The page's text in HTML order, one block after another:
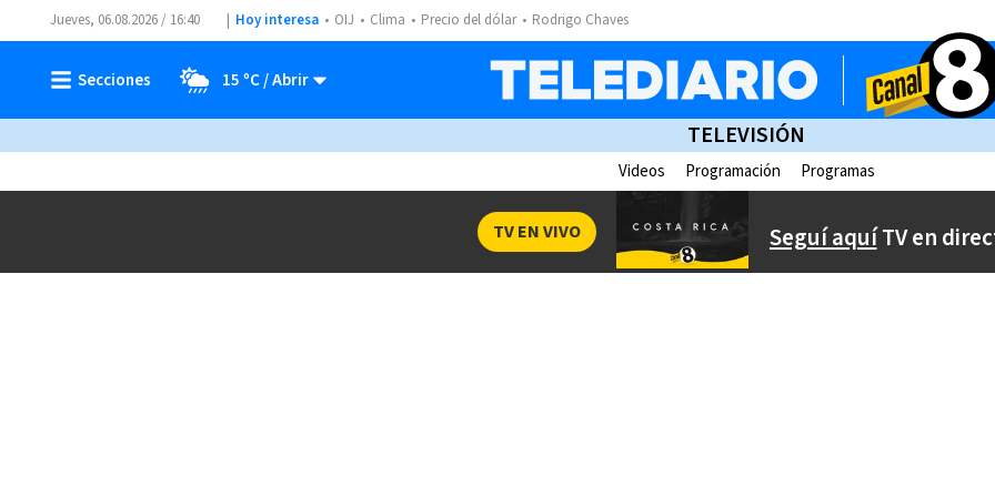
Jueves, 06.08.2026 / 16:40 Hoy interesa OIJ Clima Precio del dólar Rodrigo Chaves
15 ºC
TELEVISIÓN
Videos Programación Programas
Seguí aquíTV en
TV EN VIVO